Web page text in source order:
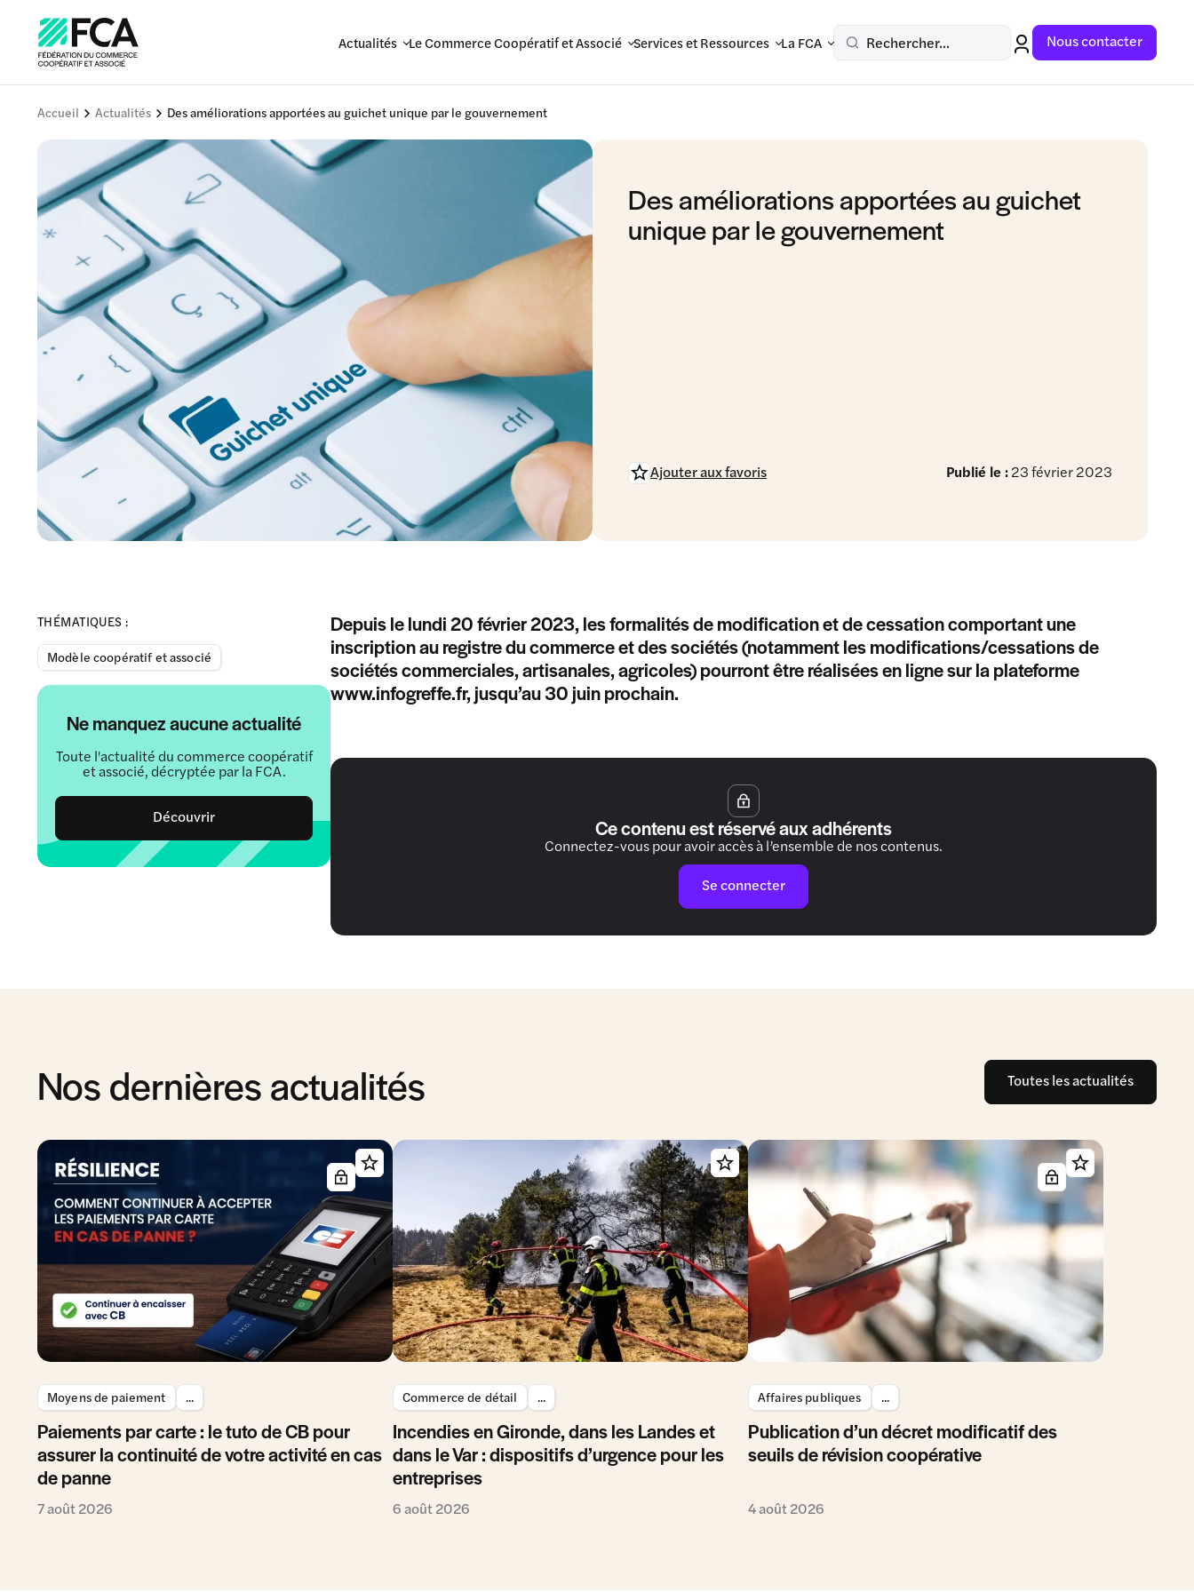
Actualités Le Commerce Coopératif et Associé Services et Ressources La FCA Rechercher... Nous contacter
Accueil Actualités Des améliorations apportées au guichet unique par le gouvernement
Des améliorations apportées au guichet
unique par le gouvernement
Publié le :23 février 2023
Ajouter aux favoris
THÉMATIQUES :
Modèle coopératif et associé
Ne manquez aucune actualité
Toute l'actualité du commerce coopératif
et associé, décryptée par la FCA.
Découvrir
Depuis le lundi 20 février 2023, les formalités de modification et de cessation comportant une
inscription au registre du commerce et des sociétés (notamment les modifications/cessations de
sociétés commerciales, artisanales, agricoles) pourront être réalisées en ligne sur la plateforme
www.infogreffe.fr, jusqu’au 30 juin prochain.
Ce contenu est réservé aux adhérents
Connectez-vous pour avoir accès à l’ensemble de nos contenus.
Se connecter
Nos dernières actualités Toutes les actualités
Moyens de paiement ...
Paiements par carte : le tuto de CB pour
assurer la continuité de votre activité en cas
de panne
7 août 2026
Commerce de détail ...
Incendies en Gironde, dans les Landes et
dans le Var : dispositifs d’urgence pour les
entreprises
6 août 2026
Affaires publiques ...
Publication d’un décret modificatif des
seuils de révision coopérative
4 août 2026